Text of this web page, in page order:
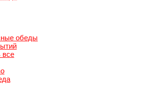
обеды
все